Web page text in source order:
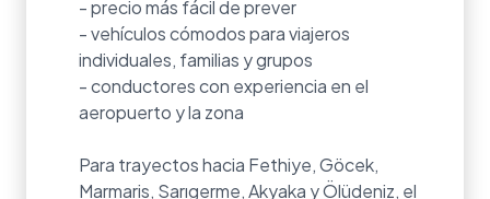
- precio más fácil de prever
- vehículos cómodos para viajeros
individuales, familias y grupos
- conductores con experiencia en el
aeropuerto y la zona
Para trayectos hacia Fethiye, Göcek,
Marmaris, Sarıgerme, Akyaka y Ölüdeniz, el